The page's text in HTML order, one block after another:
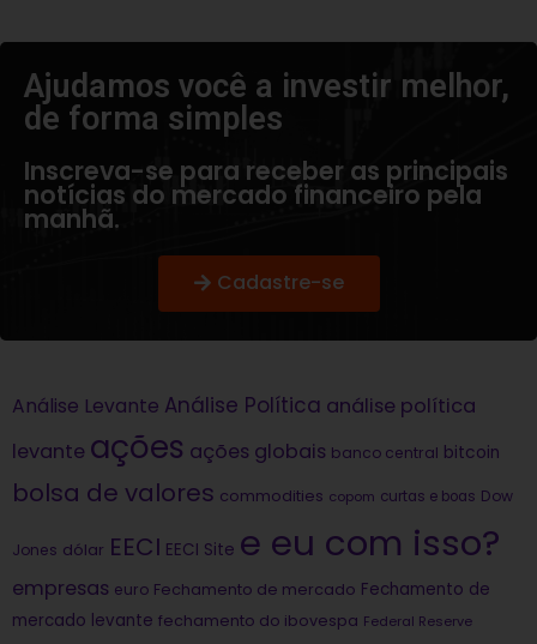
Ajudamos você a investir melhor,
de forma simples​
Inscreva-se para receber as principais
notícias do mercado financeiro pela
manhã.
Cadastre-se
Análise Levante Análise Política análise política
levante ações ações globais banco central bitcoin
bolsa de valores commodities copom curtas e boas Dow
Jones dólar EECI EECI Site e eu com isso?
empresas euro Fechamento de mercado Fechamento de
mercado levante fechamento do ibovespa Federal Reserve